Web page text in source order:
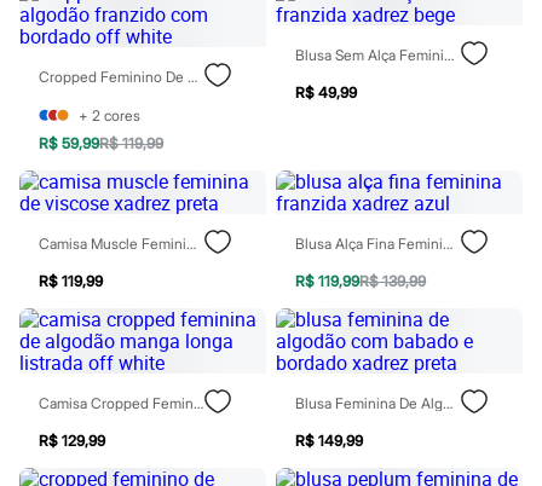
Rasteirinhas
Sandálias
Diversão
Marcas
Baby Club
Fifteen
Miss Fifteen
Palomino
Moda íntima
Calcinhas
Cuecas
Meias
Moda praia
Biquínis e Maiôs
Blusas de proteção
Personagens
Bluey
Disney
Hello Kitty
Cropped Feminino De Algodão Franzido Com Bordado Off White
+ 2 cores
R$ 59,99R$ 119,99
Blusa Sem Alça Feminina Franzida Xadrez Bege
R$ 49,99
Camisa Muscle Feminina De Viscose Xadrez Preta
R$ 119,99
Blusa Alça Fina Feminina Franzida Xadrez Azul
R$ 119,99R$ 139,99
Camisa Cropped Feminina De Algodão Manga Longa Listrada Off White
R$ 129,99
Blusa Feminina De Algodão Com Babado E Bordado Xadrez Preta
R$ 149,99